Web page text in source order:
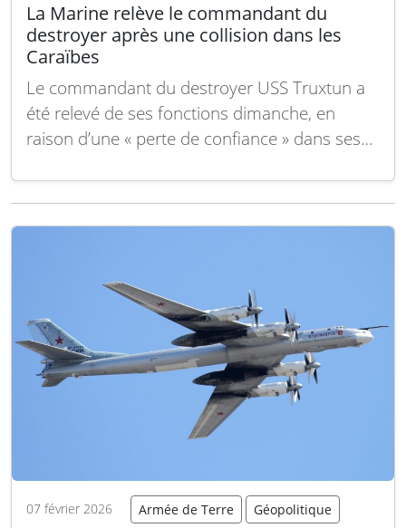
La Marine relève le commandant du
destroyer après une collision dans les
Caraïbes
Le commandant du destroyer USS Truxtun a
été relevé de ses fonctions dimanche, en
raison d’une « perte de confiance » dans ses
le navire et un bâtiment de ravitaillement
07 février 2026 Armée de Terre Géopolitique